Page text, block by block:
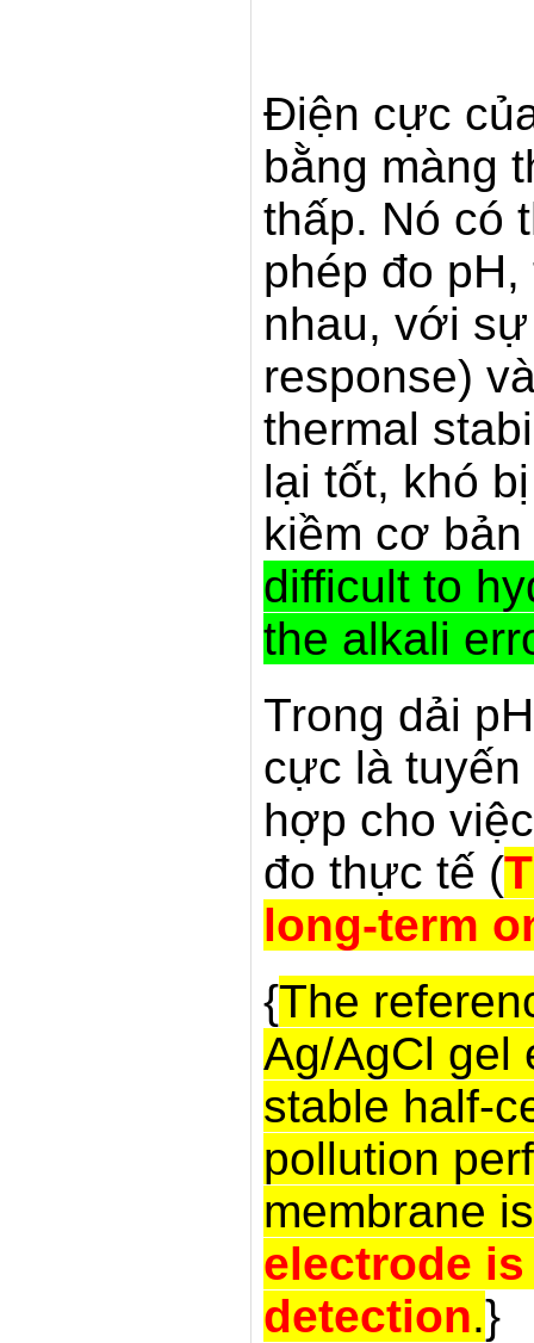
Điện cực
bằng màng
thấp. Nó có
phép đo
nhau, với
response)
thermal
lại tốt, khó
kiềm cơ bản
difficult to
the alkali
Trong dải
cực là
hợp cho
đo thực tế (T
long-term
{The
Ag/AgCl gel
stable half-
pollution
membrane
electrode
detection.}